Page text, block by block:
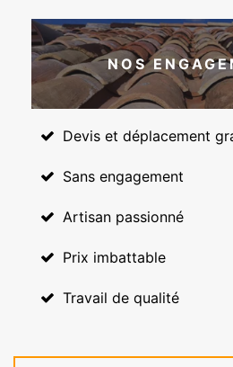
NOS
Devis et déplacement
Sans engagement
Artisan passionné
Prix imbattable
Travail de qualité